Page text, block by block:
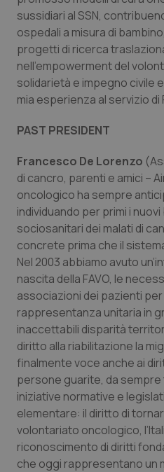
sussidiari al SSN,
ospedali a misura di
progetti di ricerca
nell’empowerment del
solidarietà e impegno civile
mia esperienza al servizio di
PAST PRESIDENT
Francesco De Lorenzo
di cancro, parenti e amici –
oncologico ha sempre
individuando per primi i
sociosanitari dei malati di
concrete prima che il
Nel 2003 abbiamo avuto
nascita della FAVO, le
associazioni dei pazienti
rappresentanza unitaria in
inaccettabili disparità
diritto alla riabilitazione la
finalmente voce anche ai
persone guarite, da
iniziative normative e
elementare: il diritto di
volontariato oncologico,
riconoscimento di diritti
che oggi rappresentano un
PHPSESSID